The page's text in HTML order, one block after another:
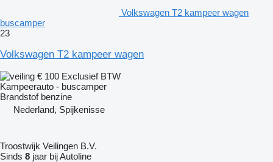
Volkswagen T2 kampeer wagen
buscamper
23
Volkswagen T2 kampeer wagen
€ 100 Exclusief BTW
Kampeerauto - buscamper
Brandstof benzine
Nederland, Spijkenisse
Troostwijk Veilingen B.V.
Sinds 8 jaar bij Autoline